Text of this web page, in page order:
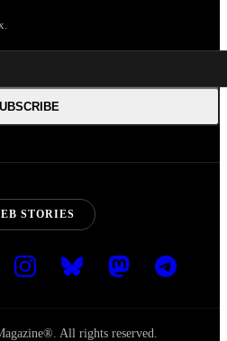
STORIES
All rights reserved.